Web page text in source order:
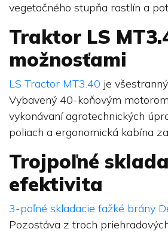
vegetačného stupňa rastlín a
Traktor LS
možnosťami
LS Tractor MT3.40 je
Vybavený 40-koňovým
vykonávaní agrotechnických
poliach a ergonomická kabína
Trojpoľné
efektivita
3-poľné skladacie ťažké brány
Pozostáva z troch